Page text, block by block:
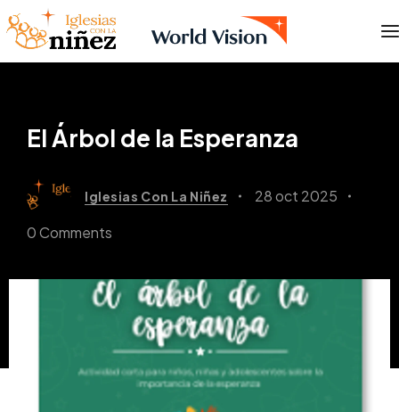
El Árbol de la Esperanza
Iglesias Con La Niñez
28 oct 2025
0 Comments